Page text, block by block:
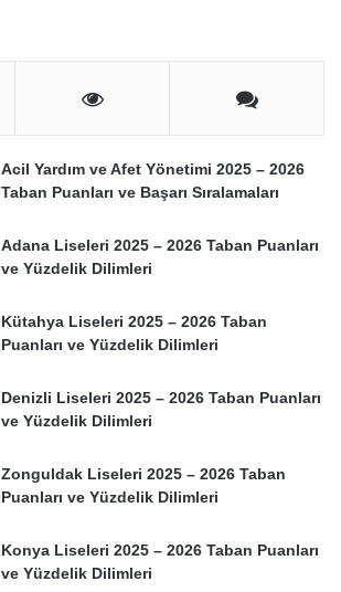
Acil Yardım ve Afet Yönetimi 2025 – 2026
Taban Puanları ve Başarı Sıralamaları
Adana Liseleri 2025 – 2026 Taban Puanları
ve Yüzdelik Dilimleri
Kütahya Liseleri 2025 – 2026 Taban
Puanları ve Yüzdelik Dilimleri
Denizli Liseleri 2025 – 2026 Taban Puanları
ve Yüzdelik Dilimleri
Zonguldak Liseleri 2025 – 2026 Taban
Puanları ve Yüzdelik Dilimleri
Konya Liseleri 2025 – 2026 Taban Puanları
ve Yüzdelik Dilimleri